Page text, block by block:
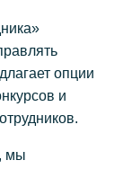
опции
и
мы